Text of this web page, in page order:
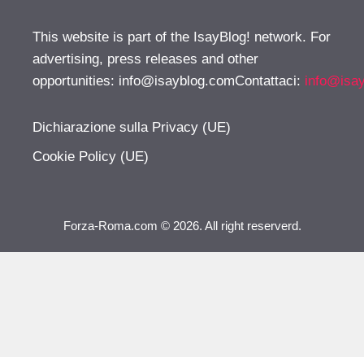
This website is part of the IsayBlog! network. For
advertising, press releases and other
opportunities: info@isayblog.comContattaci:
Dichiarazione sulla Privacy (UE)
Cookie Policy (UE)
Forza-Roma.com © 2026. All right reserverd.